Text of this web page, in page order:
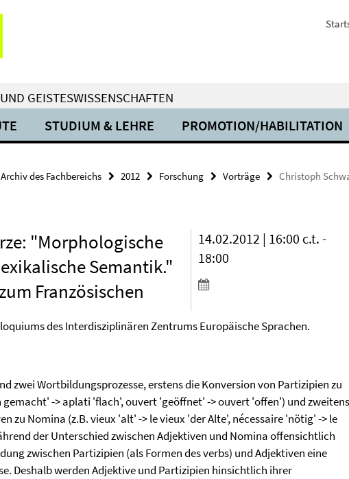
GEISTESWISSENSCHAFTEN
STUDIUM & LEHRE PROMOTION/HABILITATION
Archiv des Fachbereichs 2012 Forschung Vorträge
Christoph
"Morphologische
Semantik."
Französischen
14.02.2012 | 16:00 c.t. -
18:00
des Interdisziplinären Zentrums Europäische Sprachen.
zwei Wortbildungsprozesse, erstens die Konversion von Partizipien zu
-> aplati 'flach', ouvert 'geöffnet' -> ouvert 'offen') und zweitens
zu Nomina (z.B. vieux 'alt' -> le vieux 'der Alte', nécessaire 'nötig' -> le
der Unterschied zwischen Adjektiven und Nomina offensichtlich
zwischen Partizipien (als Formen des verbs) und Adjektiven eine
Deshalb werden Adjektive und Partizipien hinsichtlich ihrer